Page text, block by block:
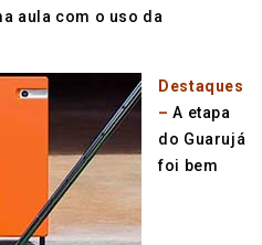
aula com o uso da
Destaques
– A etapa
do Guarujá
foi bem